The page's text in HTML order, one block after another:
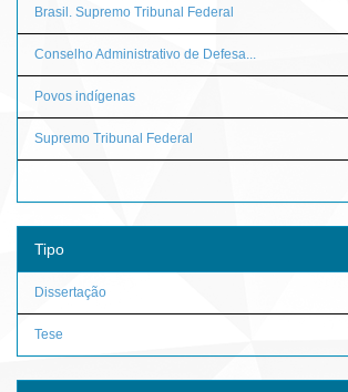
Brasil. Supremo Tribunal Federal
Conselho Administrativo de Defesa...
Povos indígenas
Supremo Tribunal Federal
Tipo
Dissertação
Tese